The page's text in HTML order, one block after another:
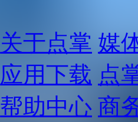
关于点掌 媒
应用下载 点
帮助中心 商